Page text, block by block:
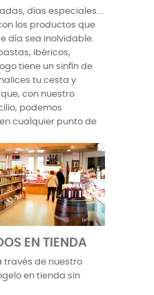
días especiales...
los productos que
día sea inolvidable.
ibéricos,
tiene un sinfín de
tu cesta y
con nuestro
podemos
cualquier punto de
EN TIENDA
través de nuestro
en tienda sin